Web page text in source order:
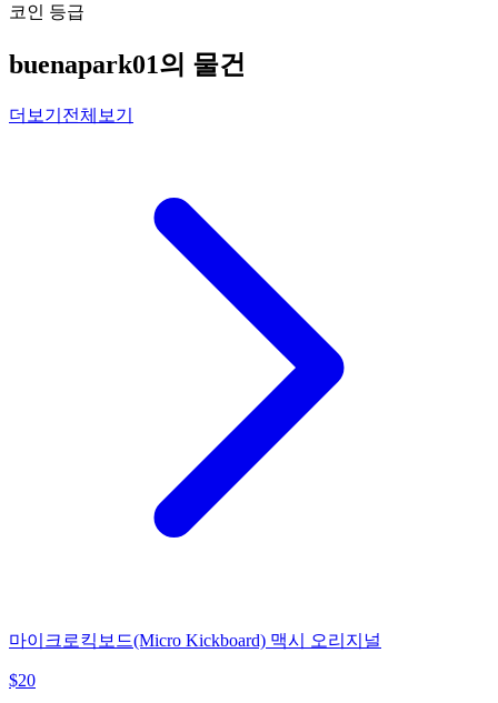
코인 등급
buenapark01의 물건
더보기 전체보기
마이크로킥보드(Micro Kickboard) 맥시 오리지널
$20